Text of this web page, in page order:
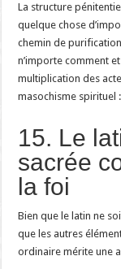
La structure
quelque chose
chemin de
n’importe comment
multiplication des
masochisme spirituel
15. Le
sacrée
la foi
Bien que le latin ne
que les autres
ordinaire mérite une